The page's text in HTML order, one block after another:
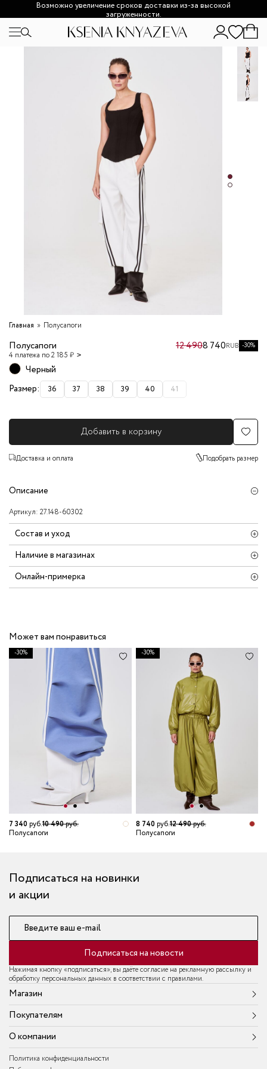
Возможно увеличение сроков доставки из-за высокой
загруженности.
Главная Полусапоги
Полусапоги
4 платежа по 2 185 ₽
12 4908 740RUB -30%
Черный
Размер:
36 37 38 39 40 41
Добавить в корзину
Доставка и оплата Подобрать размер
Описание
Артикул: 27.148-60302
Состав и уход
Наличие в магазинах
Онлайн-примерка
Может вам понравиться
-30%
7 340руб.10 490руб.
Полусапоги
-30%
8 740руб.12 490руб.
Полусапоги
Подписаться на новинки
и акции
Введите ваш e-mail
Подписаться на новости
Нажимая кнопку «подписаться», вы даёте согласие на рекламную рассылку и
обработку персональных данных в соответствии с правилами.
Магазин
Покупателям
О компании
Политика конфиденциальности